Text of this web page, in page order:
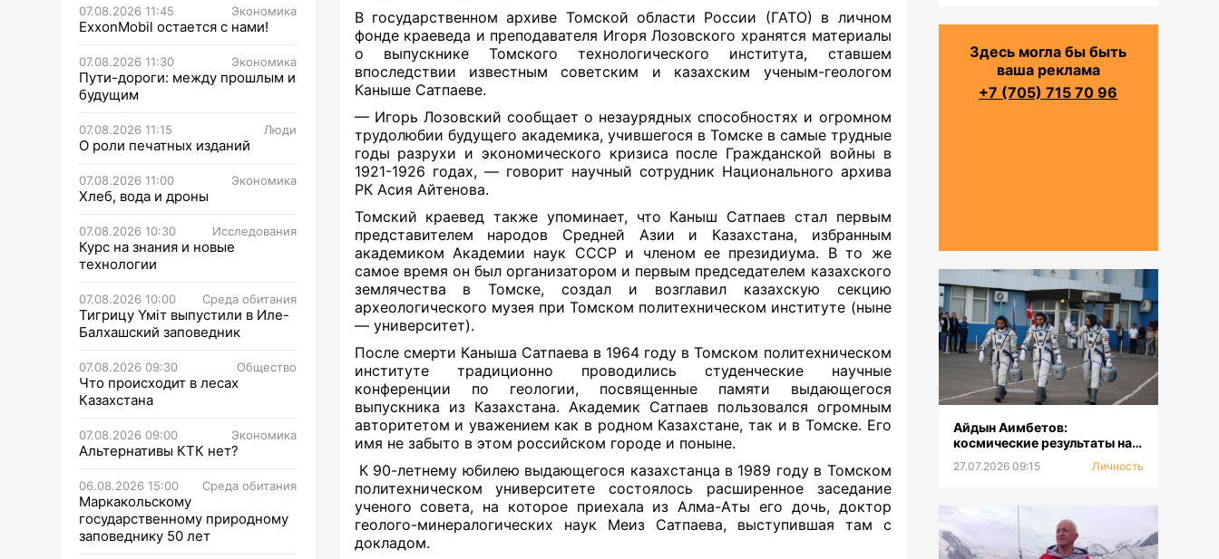
07.08.2026 11:45 Экономика
ExxonMobil остается с нами!
07.08.2026 11:30 Экономика
Пути-дороги: между прошлым и
будущим
07.08.2026 11:15 Люди
О роли печатных изданий
07.08.2026 11:00 Экономика
Хлеб, вода и дроны
07.08.2026 10:30 Исследования
Курс на знания и новые
технологии
07.08.2026 10:00 Среда обитания
Тигрицу Үміт выпустили в Иле-
Балхашский заповедник
07.08.2026 09:30 Общество
Что происходит в лесах
Казахстана
07.08.2026 09:00 Экономика
Альтернативы КТК нет?
06.08.2026 15:00 Среда обитания
Маркакольскому
государственному природному
заповеднику 50 лет
В государственном архиве Томской области России (ГАТО) в личном
фонде краеведа и преподавателя Игоря Лозовского хранятся материалы
о выпускнике Томского технологического института, ставшем
впоследствии известным советским и казахским ученым-геологом
Каныше Сатпаеве.
— Игорь Лозовский сообщает о незаурядных способностях и огромном
трудолюбии будущего академика, учившегося в Томске в самые трудные
годы разрухи и экономического кризиса после Гражданской войны в
1921-1926 годах, — говорит научный сотрудник Национального архива
РК Асия Айтенова.
Томский краевед также упоминает, что Каныш Сатпаев стал первым
представителем народов Средней Азии и Казахстана, избранным
академиком Академии наук СССР и членом ее президиума. В то же
самое время он был организатором и первым председателем казахского
землячества в Томске, создал и возглавил казахскую секцию
археологического музея при Томском политехническом институте (ныне
— университет).
После смерти Каныша Сатпаева в 1964 году в Томском политехническом
институте традиционно проводились студенческие научные
конференции по геологии, посвященные памяти выдающегося
выпускника из Казахстана. Академик Сатпаев пользовался огромным
авторитетом и уважением как в родном Казахстане, так и в Томске. Его
имя не забыто в этом российском городе и поныне.
К 90-летнему юбилею выдающегося казахстанца в 1989 году в Томском
политехническом университете состоялось расширенное заседание
ученого совета, на которое приехала из Алма-Аты его дочь, доктор
геолого-минералогических наук Меиз Сатпаева, выступившая там с
докладом.
Здесь могла бы быть
ваша реклама
+7 (705) 715 70 96
Айдын Аимбетов:
космические результаты на
27.07.2026 09:15 Личность